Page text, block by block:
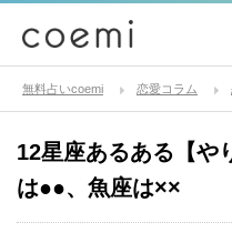
無料占いcoemi 恋愛コラム
12星座あるある【や
は●●、魚座は××